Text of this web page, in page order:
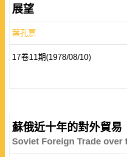
展望
葉孔嘉
17卷11期(1978/08/10)
蘇俄近十年的對外貿易
Soviet Foreign Trade over